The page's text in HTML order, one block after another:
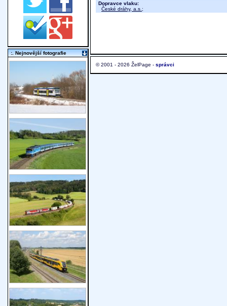
Dopravce vlaku:
České dráhy, a.s. ;
© 2001 - 2026 ŽelPage - správci
:. Nejnovější fotografie